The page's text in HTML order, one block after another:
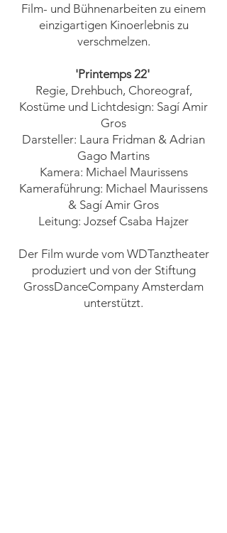
Film- und Bühnenarbeiten zu einem
einzigartigen Kinoerlebnis zu
verschmelzen.
​'Printemps 22'
Regie, Drehbuch, Choreograf,
Kostüme und Lichtdesign: Sagí Amir
Gros
Darsteller: Laura Fridman & Adrian
Gago Martins
Kamera: Michael Maurissens
Kameraführung: Michael Maurissens
& Sagí Amir Gros
Leitung: Jozsef Csaba Hajzer
Der Film wurde vom WDTanztheater
produziert und von der Stiftung
GrossDanceCompany Amsterdam
unterstützt.